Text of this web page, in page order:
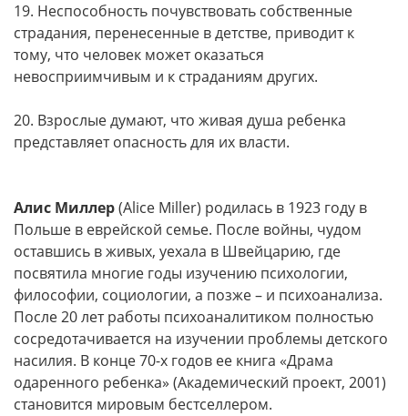
19. Неспособность почувствовать собственные
страдания, перенесенные в детстве, приводит к
тому, что человек может оказаться
невосприимчивым и к страданиям других.
20. Взрослые думают, что живая душа ребенка
представляет опасность для их власти.
Алис Миллер(Alice Miller) родилась в 1923 году в
Польше в еврейской семье. После войны, чудом
оставшись в живых, уехала в Швейцарию, где
посвятила многие годы изучению психологии,
философии, социологии, а позже – и психоанализа.
После 20 лет работы психоаналитиком полностью
сосредотачивается на изучении проблемы детского
насилия. В конце 70-х годов ее книга «Драма
одаренного ребенка» (Академический проект, 2001)
становится мировым бестселлером.